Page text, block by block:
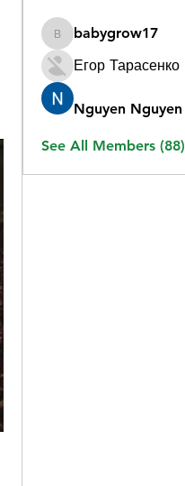
babygrow17
babygrow17
Егор Тарасенко
Nguyen Nguyen
See All Members (88)